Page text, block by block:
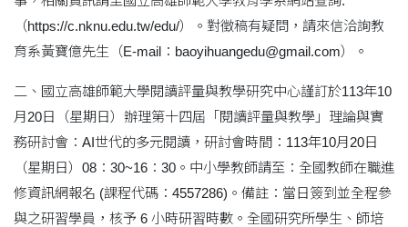
（https://c.nknu.edu.tw/edu/）。對徵稿有疑問，請來信洽詢教
育系黃寶億先生（E-mail：baoyihuangedu@gmail.com）。
二、國立高雄師範大學閱讀評量與教學研究中心謹訂於113年10
月20日（星期日）辦理第十四屆「閱讀評量與教學」理論與實
務研討會：AI世代的多元閱讀，研討會時間：113年10月20日
（星期日）08：30~16：30。中小學教師請至：全國教師在職進
修資訊網報名 (課程代碼：4557286)。備註：當日簽到並全程參
與之研習學員，核予 6 小時研習時數。全國研究所學生、師培